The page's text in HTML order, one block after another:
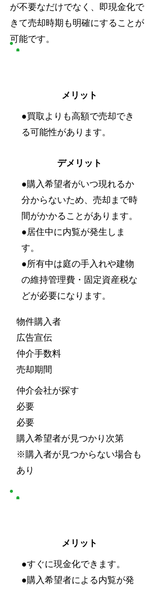
が不要なだけでなく、即現金化で
きて売却時期も明確にすることが
可能です。
メリット
●買取よりも高額で売却でき
る可能性があります。
デメリット
●購入希望者がいつ現れるか
分からないため、売却まで時
間がかかることがあります。
●居住中に内覧が発生しま
す。
●所有中は庭の手入れや建物
の維持管理費・固定資産税な
どが必要になります。
物件購入者
広告宣伝
仲介手数料
​売却期間
仲介会社が探す
必要
必要
購入希望者が見つかり次第
※購入者が見つからない場合も
あり
メリット
●すぐに現金化できます。
●購入希望者による内覧が発